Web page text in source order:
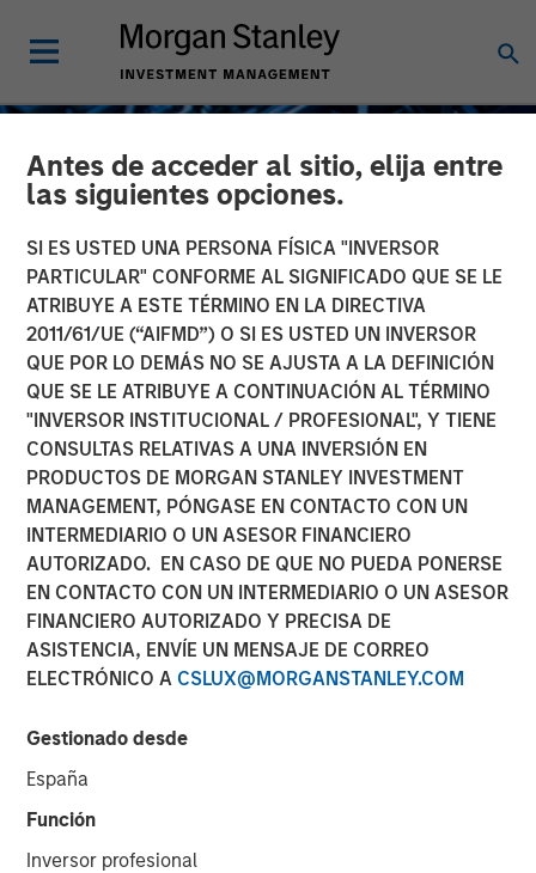
Antes de acceder al sitio, elija entre
las siguientes opciones.
SI ES USTED UNA PERSONA FÍSICA "INVERSOR
PARTICULAR" CONFORME AL SIGNIFICADO QUE SE LE
ATRIBUYE A ESTE TÉRMINO EN LA DIRECTIVA
2011/61/UE (“AIFMD”) O SI ES USTED UN INVERSOR
QUE POR LO DEMÁS NO SE AJUSTA A LA DEFINICIÓN
QUE SE LE ATRIBUYE A CONTINUACIÓN AL TÉRMINO
"INVERSOR INSTITUCIONAL / PROFESIONAL", Y TIENE
CONSULTAS RELATIVAS A UNA INVERSIÓN EN
PRODUCTOS DE MORGAN STANLEY INVESTMENT
MANAGEMENT, PÓNGASE EN CONTACTO CON UN
INTERMEDIARIO O UN ASESOR FINANCIERO
AUTORIZADO. EN CASO DE QUE NO PUEDA PONERSE
EN CONTACTO CON UN INTERMEDIARIO O UN ASESOR
FINANCIERO AUTORIZADO Y PRECISA DE
ASISTENCIA, ENVÍE UN MENSAJE DE CORREO
ELECTRÓNICO A CSLUX@MORGANSTANLEY.COM
Gestionado desde
España
Función
Inversor profesional
INSIGHTS
Software Sell-Off:
Framing Concerns About
Private Credit
01 ABRIL 2026
The software sector has undergone a dramatic reset—
erasing nearly $2 trillion in public equity value—as
investors grapple with the long-term implications of
generative AI. But is this a true disruption story, or a